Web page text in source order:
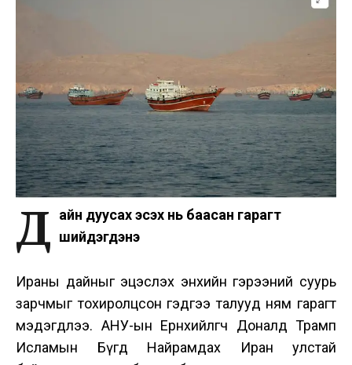
Д айн дуусах эсэх нь баасан гарагт
шийдэгдэнэ
Ираны дайныг эцэслэх энхийн гэрээний суурь
зарчмыг тохиролцсон гэдгээ талууд ням гарагт
мэдэгдлээ. АНУ-ын Ерөнхийлөгч Доналд Трамп
Исламын Бүгд Найрамдах Иран улстай